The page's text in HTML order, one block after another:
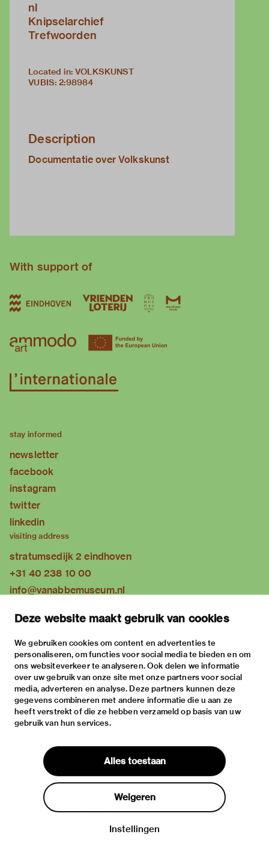
Deze website maakt gebruik van cookies
We gebruiken cookies om content en advertenties te
personaliseren, om functies voor social media te bieden en om
ons websiteverkeer te analyseren. Ook delen we informatie
over uw gebruik van onze site met onze partners voor social
media, adverteren en analyse. Deze partners kunnen deze
gegevens combineren met andere informatie die u aan ze
heeft verstrekt of die ze hebben verzameld op basis van uw
gebruik van hun services.
Alles toestaan
Weigeren
Instellingen
nl
Knipselarchief
Trefwoorden
Located in: VOLKSKUNST
VUBIS: 2:98984
Description
Documentatie over Volkskunst
With support of
stay informed
newsletter
facebook
instagram
twitter
linkedin
visiting address
stratumsedijk 2 eindhoven
+31 40 238 10 00
info@vanabbemuseum.nl
exhibitions
activities
practical information
about
the museum
the collection
foundations & partners
contact
house rules
privacy & cookies
disclaimer & colophon